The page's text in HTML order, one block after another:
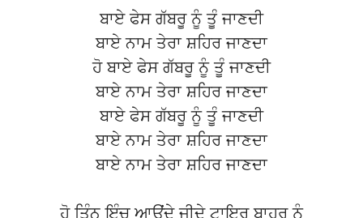
ਬਾਏ ਫੇਸ ਗੱਬਰੂ ਨੂੰ ਤੂੰ ਜਾਣਦੀ
ਬਾਏ ਨਾਮ ਤੇਰਾ ਸ਼ਹਿਰ ਜਾਣਦਾ
ਹੋ ਬਾਏ ਫੇਸ ਗੱਬਰੂ ਨੂੰ ਤੂੰ ਜਾਣਦੀ
ਬਾਏ ਨਾਮ ਤੇਰਾ ਸ਼ਹਿਰ ਜਾਣਦਾ
ਬਾਏ ਫੇਸ ਗੱਬਰੂ ਨੂੰ ਤੂੰ ਜਾਣਦੀ
ਬਾਏ ਨਾਮ ਤੇਰਾ ਸ਼ਹਿਰ ਜਾਣਦਾ
ਬਾਏ ਨਾਮ ਤੇਰਾ ਸ਼ਹਿਰ ਜਾਣਦਾ
ਹੋ ਤਿੰਨ ਇੰਚ ਆਉਂਦੇ ਜੀਦੇ ਟਾਇਰ ਬਾਹਰ ਨੂੰ